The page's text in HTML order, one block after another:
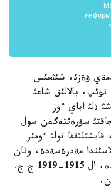
سةمةي ؤةزئ، شئثعئس
بالالئق شاعئ
ذلئ اباي ءوز
سؤرةتتةگةن سول
تولئ ءومئر
مةدرةسةدة، ونان
سوث بةس كلاستئق ورئس مةكتةبئندة، ال 1915-1919 ج ج.